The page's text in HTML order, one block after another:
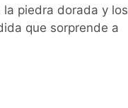
piedra dorada y los
que sorprende a